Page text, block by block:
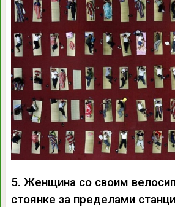
5. Женщина со своим
стоянке за пределами